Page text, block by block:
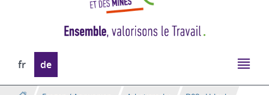
Sprache
wechseln
fr de